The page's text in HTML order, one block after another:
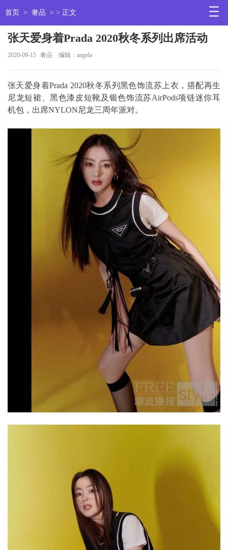
首页 > 奢品 > > 正文
张天爱身着Prada 2020秋冬系列出席活动
2020-09-15 奢品 编辑：angela
张天爱身着Prada 2020秋冬系列黑色饰流苏上衣，搭配再生
尼龙短裙、黑色漆皮短靴及银色饰流苏AirPods项链迷你耳
机包，出席NYLON尼龙三周年派对。